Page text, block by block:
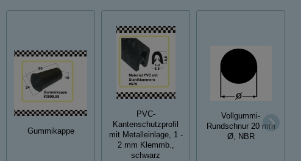
Gummikappe
PVC-
Kantenschutzprofil
mit Metalleinlage, 1 -
2 mm Klemmb.,
schwarz
Vollgummi-
Rundschnur 20 mm
Ø, NBR